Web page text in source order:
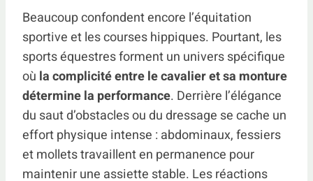
Beaucoup confondent encore l’équitation
sportive et les courses hippiques. Pourtant, les
sports équestres forment un univers spécifique
où la complicité entre le cavalier et sa monture
détermine la performance. Derrière l’élégance
du saut d’obstacles ou du dressage se cache un
effort physique intense : abdominaux, fessiers
et mollets travaillent en permanence pour
maintenir une assiette stable. Les réactions